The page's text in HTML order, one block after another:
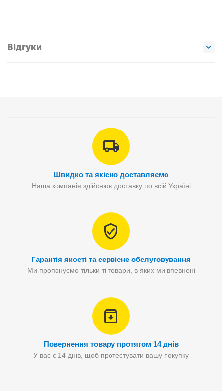
Відгуки
Швидко та якісно доставляємо
Наша компанія здійснює доставку по всій Україні
Гарантія якості та сервісне обслуговування
Ми пропонуємо тільки ті товари, в яких ми впевнені
Повернення товару протягом 14 днів
У вас є 14 днів, щоб протестувати вашу покупку